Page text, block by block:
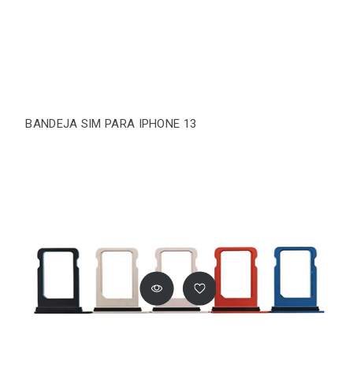
BANDEJA SIM PARA IPHONE 13